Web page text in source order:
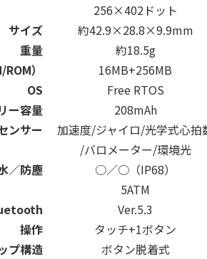
256×402ドット
サイズ
約42.9×28.8×9.9mm
重量
約18.5g
）
16MB+256MB
OS
Free RTOS
ー容量
208mAh
ンサー
加速度/ジャイロ/光学式心拍
/バロメーター/環境光
／防塵
○／○（IP68）
5ATM
Ver.5.3
操作
タッチ+1ボタン
プ構造
ボタン脱着式